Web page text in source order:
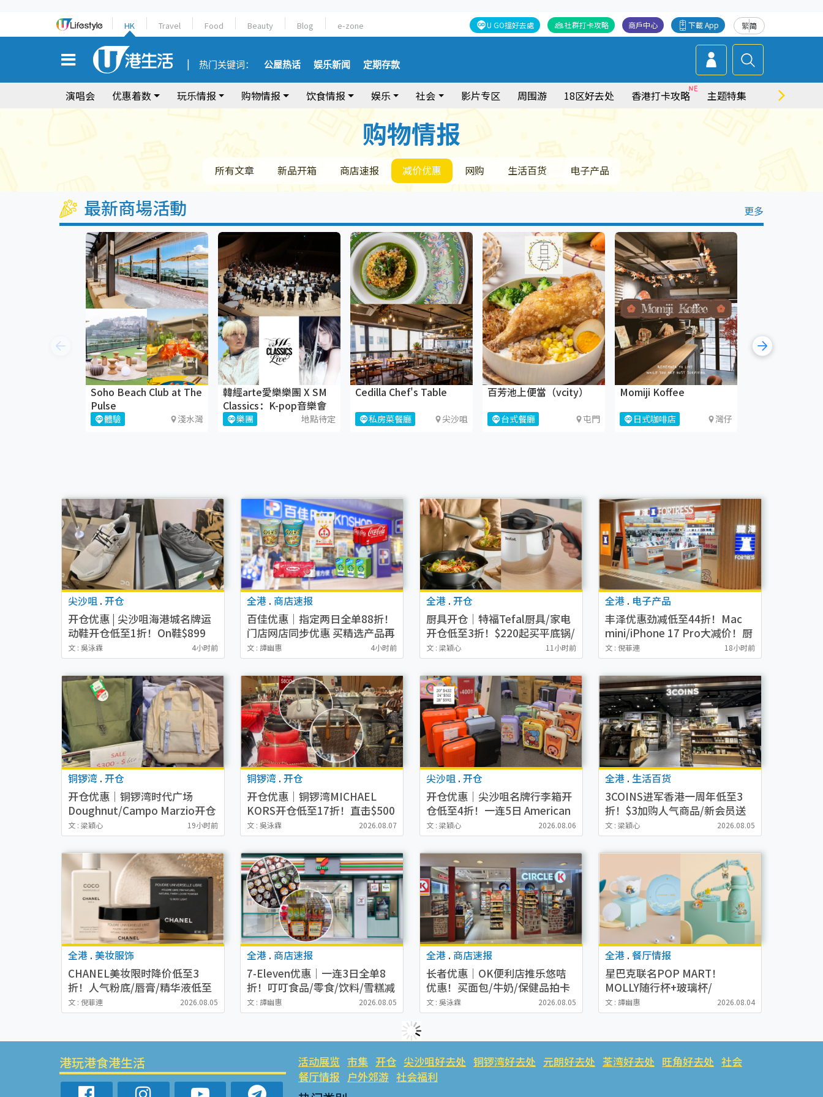
HK Travel Food Beauty Blog e-zone 繁简
下載 App
商戶中心
社群打卡攻略
U GO搵好去處
热门关键词： 公屋热话 娱乐新闻 定期存款
演唱会 优惠着数 玩乐情报 购物情报 饮食情报 娱乐 社会 影片专区 周围游 18区好去处 香港打卡攻略 主题特集 商场情报
购物情报
购物情报
所有文章 新品开箱 商店速报 减价优惠 网购 生活百货 电子产品
最新商場活動 更多
Soho Beach Club at The
Pulse
體驗 淺水灣
韓經arte愛樂樂團 X SM
Classics：K-pop音樂會
樂團 地點待定
Cedilla Chef's Table
私房菜餐廳 尖沙咀
百芳池上便當（vcity）
台式餐廳 屯門
Momiji Koffee
日式咖啡店 灣仔
尖沙咀 . 开仓
开仓优惠 | 尖沙咀海港城名牌运
动鞋开仓低至1折！On鞋$899
起/Joy&Peace鞋履$98起
文 : 吳泳霖 4小时前
全港 . 商店速报
百佳优惠｜指定两日全单88折！
门店网店同步优惠 买精选产品再
减$8
文 : 譚幽惠 4小时前
全港 . 开仓
厨具开仓｜特福Tefal厨具/家电
开仓低至3折！$220起买平底锅/
炒锅/汤锅！电饭煲/吸尘器/挂烫
机$418起
文 : 梁穎心 11小时前
全港 . 电子产品
丰泽优惠劲减低至44折！Mac
mini/iPhone 17 Pro大减价！厨
房家电$220起
文 : 倪菲連 18小时前
铜锣湾 . 开仓
开仓优惠｜铜锣湾时代广场
Doughnut/Campo Marzio开仓
低至1折！背囊、书包、手袋劈
价$200起
文 : 梁穎心 19小时前
铜锣湾 .开仓
开仓优惠｜铜锣湾MICHAEL
KORS开仓低至17折！直击$500
起买手袋/钱包/鞋款 必买经典
Jet Set系列
文 : 吳泳霖 2026.08.07
尖沙咀 . 开仓
开仓优惠｜尖沙咀名牌行李箱开
仓低至4折！一连5日 American
Tourister/ace./Hallmark $200
起
文 : 梁穎心 2026.08.06
全港 . 生活百货
3COINS进军香港一周年低至3
折！$3加购人气商品/新会员送
微波炉蒸煮盒/会员回馈优惠
文 : 梁穎心 2026.08.05
全港 . 美妆服饰
CHANEL美妆限时降价低至3
折！人气粉底/唇膏/精华液低至
$275！COCO香水都有平
文 : 倪菲連 2026.08.05
全港 . 商店速报
7-Eleven优惠｜一连3日全单8
折！叮叮食品/零食/饮料/雪糕减
价 附分店名单
文 : 譚幽惠 2026.08.05
全港 . 商店速报
长者优惠｜OK便利店推乐悠咭
优惠！买面包/牛奶/保健品拍卡
即减
文 : 吳泳霖 2026.08.05
全港 .餐厅情报
星巴克联名POP MART！
MOLLY随行杯+玻璃杯/
Starbucks主题店打卡攻略 (1招
免费送贴纸)
文 : 譚幽惠 2026.08.04
港玩港食港生活 活动展览 市集 开仓 尖沙咀好去处 铜锣湾好去处 元朗好去处 荃湾好去处 旺角好去处 社会
餐厅情报 户外郊游 社会福利